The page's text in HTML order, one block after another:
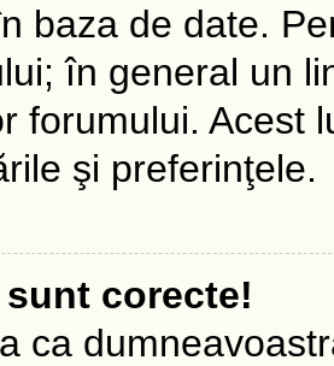
baza de date.
în general un
forumului. Acest
şi preferinţele.
corecte!
ca